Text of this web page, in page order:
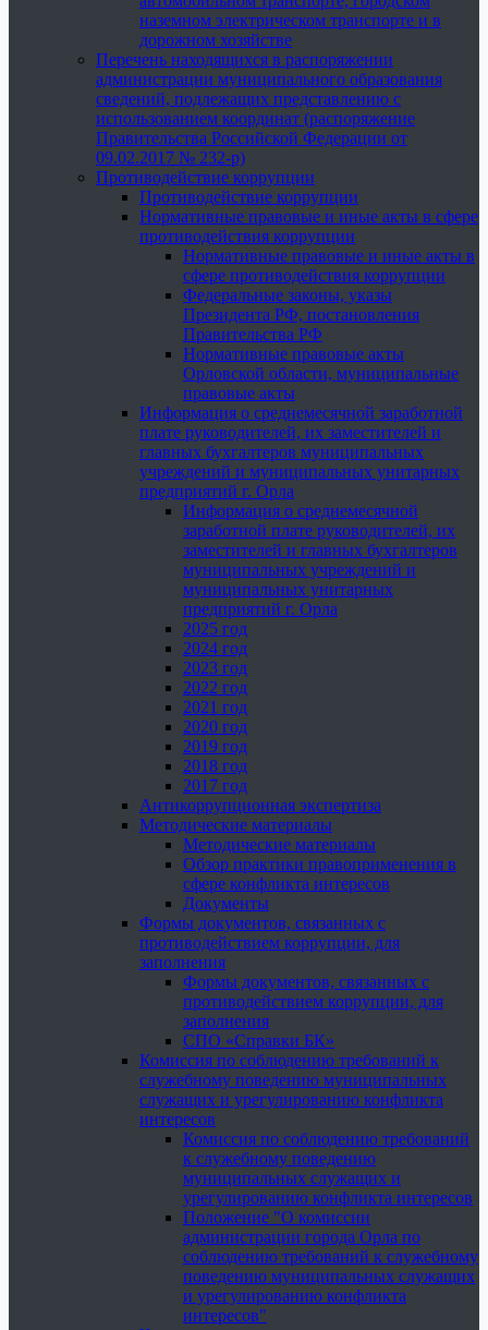
наземном электрическом транспорте и в
дорожном хозяйстве
Перечень находящихся в распоряжении
администрации муниципального образования
сведений, подлежащих представлению с
использованием координат (распоряжение
Правительства Российской Федерации от
09.02.2017 № 232-р)
Противодействие коррупции
Противодействие коррупции
Нормативные правовые и иные акты в сфере
противодействия коррупции
Нормативные правовые и иные акты в
сфере противодействия коррупции
Федеральные законы, указы
Президента РФ, постановления
Правительства РФ
Нормативные правовые акты
Орловской области, муниципальные
правовые акты
Информация о среднемесячной заработной
плате руководителей, их заместителей и
главных бухгалтеров муниципальных
учреждений и муниципальных унитарных
предприятий г. Орла
Информация о среднемесячной
заработной плате руководителей, их
заместителей и главных бухгалтеров
муниципальных учреждений и
муниципальных унитарных
предприятий г. Орла
2025 год
2024 год
2023 год
2022 год
2021 год
2020 год
2019 год
2018 год
2017 год
Антикоррупционная экспертиза
Методические материалы
Методические материалы
Обзор практики правоприменения в
сфере конфликта интересов
Документы
Формы документов, связанных с
противодействием коррупции, для
заполнения
Формы документов, связанных с
противодействием коррупции, для
заполнения
СПО «Справки БК»
Комиссия по соблюдению требований к
служебному поведению муниципальных
служащих и урегулированию конфликта
интересов
Комиссия по соблюдению требований
к служебному поведению
муниципальных служащих и
урегулированию конфликта интересов
Положение "О комиссии
администрации города Орла по
соблюдению требований к служебному
поведению муниципальных служащих
и урегулированию конфликта
интересов"